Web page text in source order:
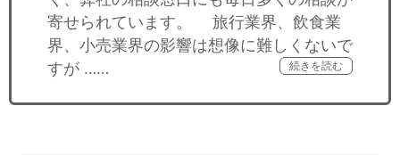
寄せられています。 旅行業界、飲食業
界、小売業界の影響は想像に難しくないで
すが ……
続きを読む